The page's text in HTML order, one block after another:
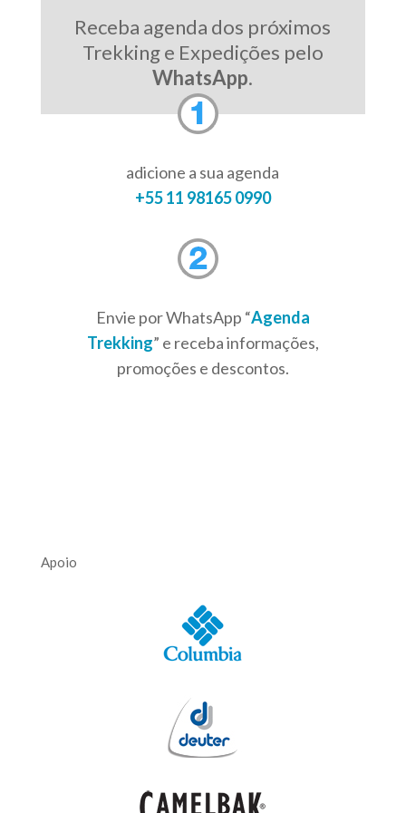
Receba agenda dos próximos
Trekking e Expedições pelo
WhatsApp.
adicione a sua agenda
+55 11 98165 0990
Envie por WhatsApp “Agenda
Trekking” e receba informações,
promoções e descontos.
Apoio